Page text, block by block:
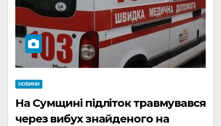
НОВИНИ
На Сумщині підліток травмувався
через вибух знайденого на